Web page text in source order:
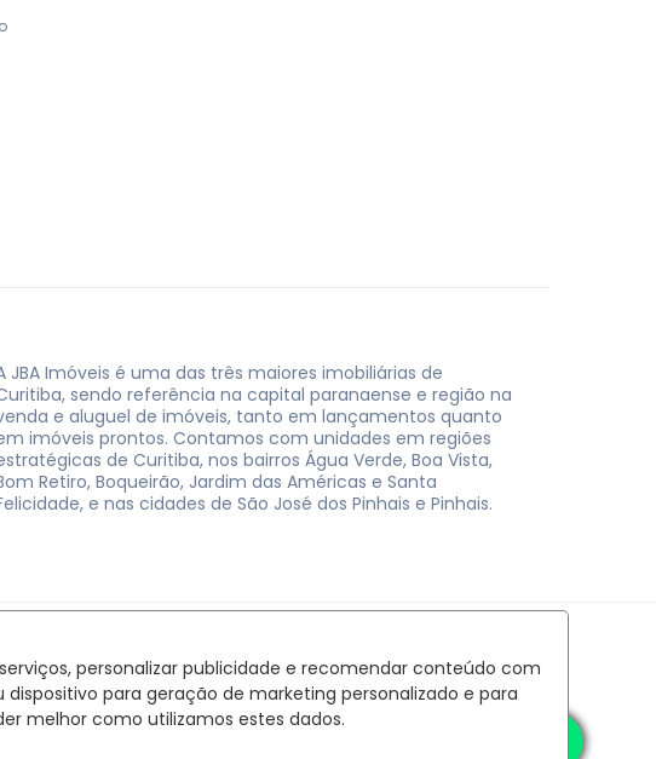
personalizar publicidade e recomendar conteúdo com
para geração de marketing personalizado e para
melhor como utilizamos estes dados.
JBA Imóveis é uma das três maiores imobiliárias de
sendo referência na capital paranaense e região na
e aluguel de imóveis, tanto em lançamentos quanto
imóveis prontos. Contamos com unidades em regiões
de Curitiba, nos bairros Água Verde, Boa Vista,
Retiro, Boqueirão, Jardim das Américas e Santa
e nas cidades de São José dos Pinhais e Pinhais.